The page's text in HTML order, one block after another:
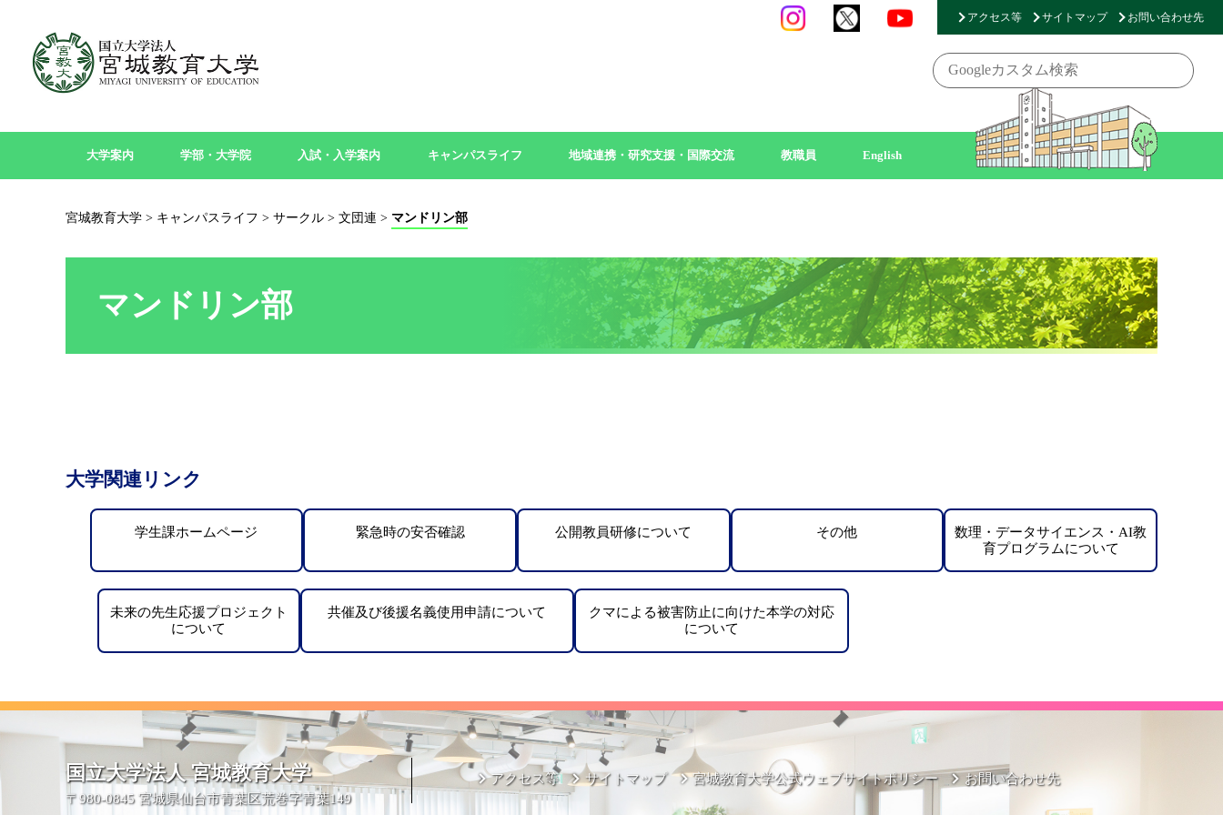
大学案内 学部・大学院 入試・入学案内 キャンパスライフ 地域連携・研究支援・国際交流 教職員 English
アクセス等 サイトマップ お問い合わせ先
宮城教育大学 > キャンパスライフ > サークル > 文団連 > マンドリン部
マンドリン部
大学関連リンク
学生課ホームページ 緊急時の安否確認 公開教員研修について その他
数理・データサイエンス・AI教
育プログラムについて
未来の先生応援プロジェクト
について
共催及び後援名義使用申請について
クマによる被害防止に向けた本学の対応
について
国立大学法人 宮城教育大学
〒980-0845 宮城県仙台市青葉区荒巻字青葉149
アクセス等 サイトマップ 宮城教育大学公式ウェブサイトポリシー お問い合わせ先